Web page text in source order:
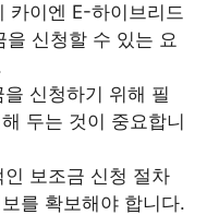
카이엔 E-하이브리드
을 신청할 수 있는 요
을 신청하기 위해 필
두는 것이 중요합니
인 보조금 신청 절차
를 확보해야 합니다.